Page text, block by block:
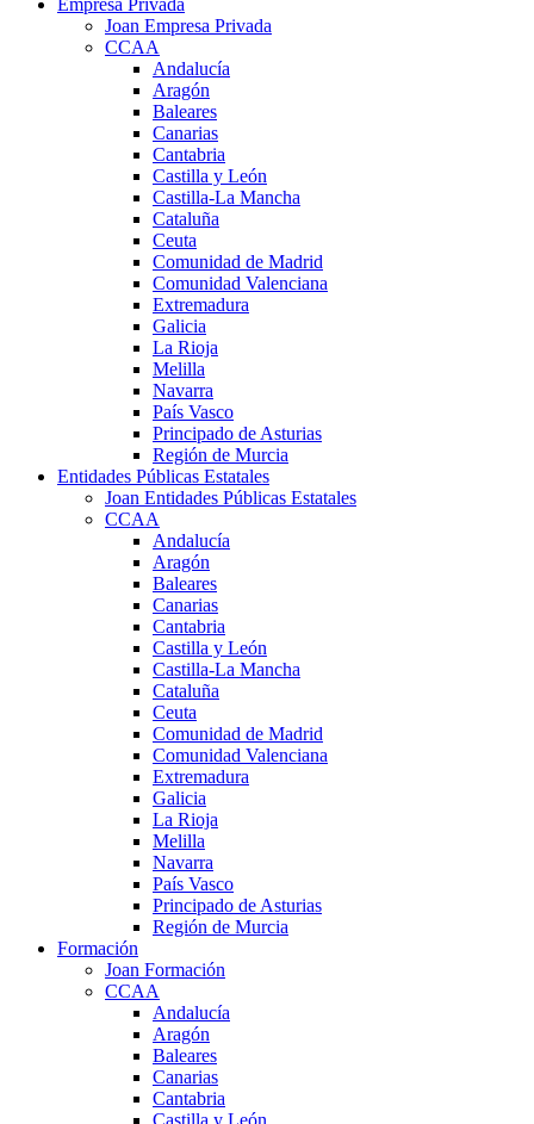
Joan Empresa Privada
CCAA
Andalucía
Aragón
Baleares
Canarias
Cantabria
Castilla y León
Castilla-La Mancha
Cataluña
Ceuta
Comunidad de Madrid
Comunidad Valenciana
Extremadura
Galicia
La Rioja
Melilla
Navarra
País Vasco
Principado de Asturias
Región de Murcia
Entidades Públicas Estatales
Joan Entidades Públicas Estatales
CCAA
Andalucía
Aragón
Baleares
Canarias
Cantabria
Castilla y León
Castilla-La Mancha
Cataluña
Ceuta
Comunidad de Madrid
Comunidad Valenciana
Extremadura
Galicia
La Rioja
Melilla
Navarra
País Vasco
Principado de Asturias
Región de Murcia
Formación
Joan Formación
CCAA
Andalucía
Aragón
Baleares
Canarias
Cantabria
Castilla y León